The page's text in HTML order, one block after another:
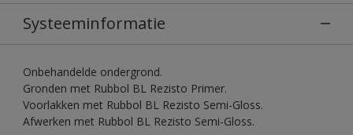
Systeeminformatie
Onbehandelde ondergrond.
Gronden met Rubbol BL Rezisto Primer.
Voorlakken met Rubbol BL Rezisto Semi-Gloss.
Afwerken met Rubbol BL Rezisto Semi-Gloss.